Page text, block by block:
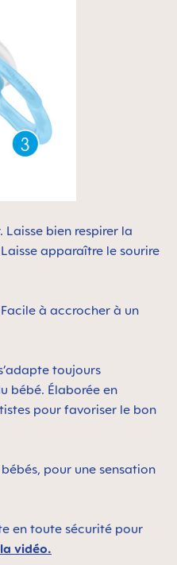
Laisse bien respirer la
apparaître le sourire
à accrocher à un
toujours
bébé. Élaborée en
pour favoriser le bon
pour une sensation
en toute sécurité pour
vidéo.